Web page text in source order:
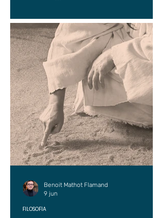
FILOSOFÍA
Benoit Mathot Flamand
9 jun